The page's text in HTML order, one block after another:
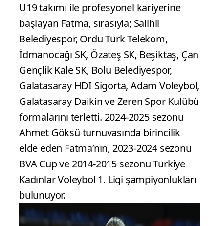
U19 takımı ile profesyonel kariyerine
başlayan Fatma, sırasıyla; Salihli
Belediyespor, Ordu Türk Telekom,
İdmanocağı SK, Özateş SK, Beşiktaş, Çan
Gençlik Kale SK, Bolu Belediyespor,
Galatasaray HDI Sigorta, Adam Voleybol,
Galatasaray Daikin ve Zeren Spor Kulübü
formalarını terletti. 2024-2025 sezonu
Ahmet Göksü turnuvasında birincilik
elde eden Fatma’nın, 2023-2024 sezonu
BVA Cup ve 2014-2015 sezonu Türkiye
Kadınlar Voleybol 1. Ligi şampiyonlukları
bulunuyor.